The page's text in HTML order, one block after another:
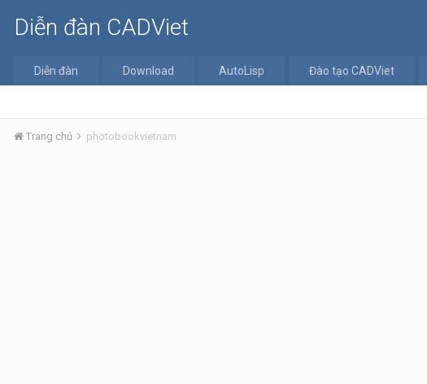
Diễn đàn CADViet
Diễn đàn Download AutoLisp Đào tạo CADViet
Trang chủ photobookvietnam